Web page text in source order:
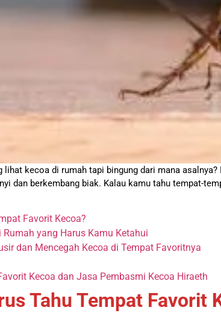
lihat kecoa di rumah tapi bingung dari mana
dan berkembang biak. Kalau kamu tahu tempat-
Favorit Kecoa?
yang Harus Kamu Ketahui
dan Mencegah Kecoa di Tempat Favoritnya
Kecoa dan Jasa Pembasmi Kecoa Hiraeth
Tahu Tempat Favorit